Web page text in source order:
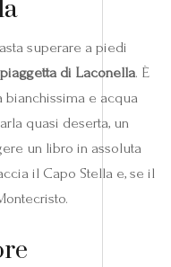
superare a piedi
di Laconella. È
bianchissima e acqua
quasi deserta, un
un libro in assoluta
il Capo Stella e, se il